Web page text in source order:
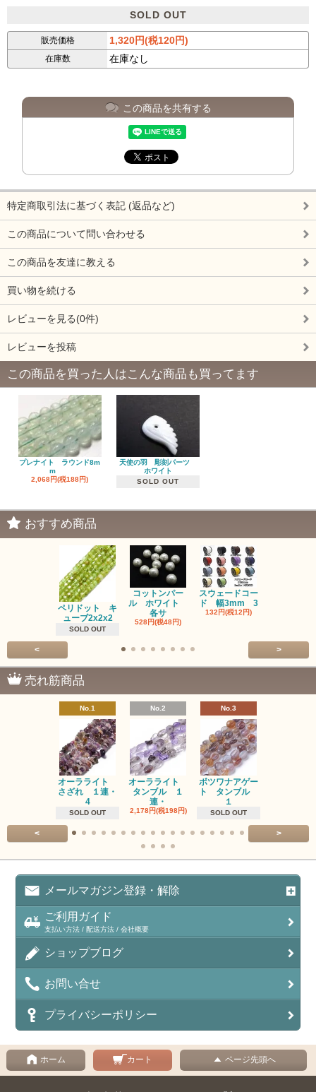
SOLD OUT
販売価格 1,320円(税120円)
在庫数 在庫なし
この商品を共有する
特定商取引法に基づく表記 (返品など)
この商品について問い合わせる
この商品を友達に教える
買い物を続ける
レビューを見る(0件)
レビューを投稿
この商品を買った人はこんな商品も買ってます
プレナイト ラウンド8m
m
2,068円(税188円)
天使の羽 彫刻パーツ
ホワイト
SOLD OUT
おすすめ商品
ペリドット キ
ューブ2x2x2
SOLD OUT
コットンパー
ル ホワイト
各サ
528円(税48円)
スウェードコー
ド 幅3mm 3
132円(税12円)
< >
売れ筋商品
No.1
オーラライト
さざれ １連・
4
SOLD OUT
No.2
オーラライト
タンブル １
連・
2,178円(税198円)
No.3
ボツワナアゲー
ト タンブル
１
SOLD OUT
< >
メールマガジン登録・解除
ご利用ガイド
支払い方法 / 配送方法 / 会社概要
ショップブログ
お問い合せ
プライバシーポリシー
ホーム カート ページ先頭へ